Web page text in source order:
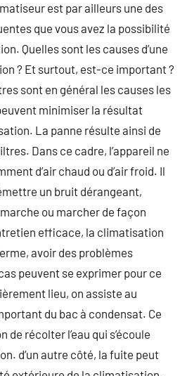
est par ailleurs une des
que vous avez la possibilité
Quelles sont les causes d’une
? Et surtout, est-ce important ?
sont en général les causes les
minimiser la résultat
La panne résulte ainsi de
Dans ce cadre, l’appareil ne
d’air chaud ou d’air froid. Il
un bruit dérangeant,
ou marcher de façon
efficace, la climatisation
avoir des problèmes
peuvent se exprimer pour ce
lieu, on assiste au
du bac à condensat. Ce
de récolter l’eau qui s’écoule
d’un autre côté, la fuite peut